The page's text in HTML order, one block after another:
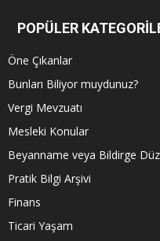
POPÜLER
Öne Çıkanlar
Bunları Biliyor muydunuz?
Vergi Mevzuatı
Mesleki Konular
Beyanname veya Bildirge
Pratik Bilgi Arşivi
Finans
Ticari Yaşam